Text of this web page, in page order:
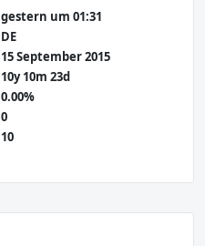
gestern um 01:31
DE
15 September 2015
10y 10m 23d
0.00%
0
10